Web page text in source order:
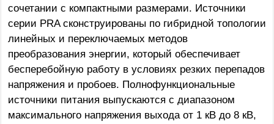
сочетании с компактными размерами. Источники
серии PRA сконструированы по гибридной топологии
линейных и переключаемых методов
преобразования энергии, который обеспечивает
бесперебойную работу в условиях резких перепадов
напряжения и пробоев. Полнофункциональные
источники питания выпускаются с диапазоном
максимального напряжения выхода от 1 кВ до 8 кВ,